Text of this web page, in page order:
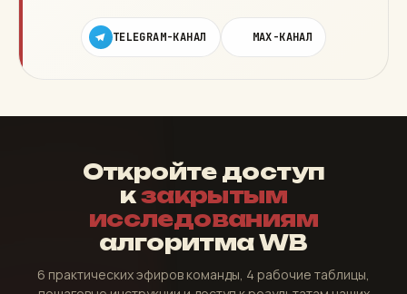
TELEGRAM-КАНАЛ MAX-КАНАЛ
Откройте доступ
кзакрытым
исследованиям
алгоритма WB
6 практических эфиров команды, 4 рабочие таблицы,